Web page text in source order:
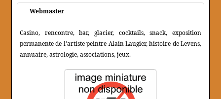
Webmaster
Casino, rencontre, bar, glacier, cocktails, snack, exposition
permanente de l'artiste peintre Alain Laugier, histoire de Levens,
annuaire, astrologie, associations, jeux.